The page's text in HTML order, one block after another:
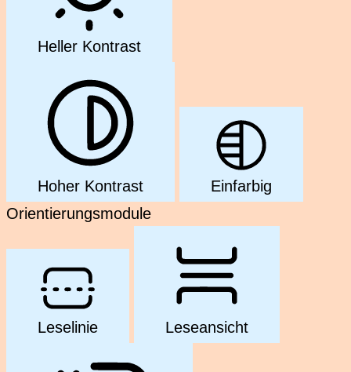
Heller Kontrast
Hoher Kontrast
Einfarbig
Orientierungsmodule
Leselinie Leseansicht